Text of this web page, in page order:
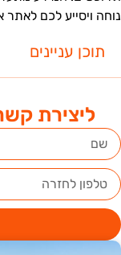
ליצירת
ויסייע לכם
תוכן עניינים